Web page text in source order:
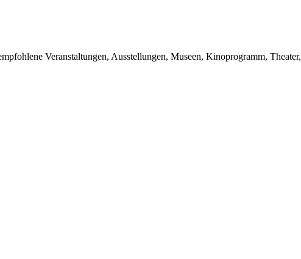
Veranstaltungen, Ausstellungen, Museen, Kinoprogramm, Theater,